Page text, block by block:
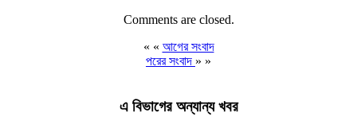
Comments are closed.
« « আগের সংবাদ
পরের সংবাদ » »
এ বিভাগের অন্যান্য খবর